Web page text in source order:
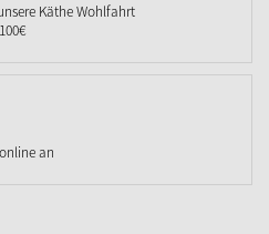
Käthe Wohlfahrt
an